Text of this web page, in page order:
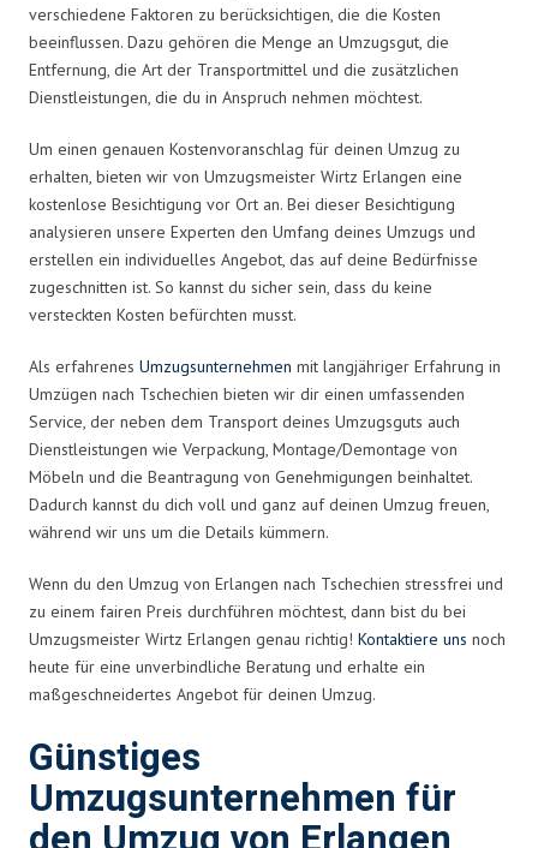
verschiedene Faktoren zu berücksichtigen, die die Kosten
beeinflussen. Dazu gehören die Menge an Umzugsgut, die
Entfernung, die Art der Transportmittel und die zusätzlichen
Dienstleistungen, die du in Anspruch nehmen möchtest.
Um einen genauen Kostenvoranschlag für deinen Umzug zu
erhalten, bieten wir von Umzugsmeister Wirtz Erlangen eine
kostenlose Besichtigung vor Ort an. Bei dieser Besichtigung
analysieren unsere Experten den Umfang deines Umzugs und
erstellen ein individuelles Angebot, das auf deine Bedürfnisse
zugeschnitten ist. So kannst du sicher sein, dass du keine
versteckten Kosten befürchten musst.
Als erfahrenes Umzugsunternehmen mit langjähriger Erfahrung in
Umzügen nach Tschechien bieten wir dir einen umfassenden
Service, der neben dem Transport deines Umzugsguts auch
Dienstleistungen wie Verpackung, Montage/Demontage von
Möbeln und die Beantragung von Genehmigungen beinhaltet.
Dadurch kannst du dich voll und ganz auf deinen Umzug freuen,
während wir uns um die Details kümmern.
Wenn du den Umzug von Erlangen nach Tschechien stressfrei und
zu einem fairen Preis durchführen möchtest, dann bist du bei
Umzugsmeister Wirtz Erlangen genau richtig! Kontaktiere uns noch
heute für eine unverbindliche Beratung und erhalte ein
maßgeschneidertes Angebot für deinen Umzug.
Günstiges
Umzugsunternehmen für